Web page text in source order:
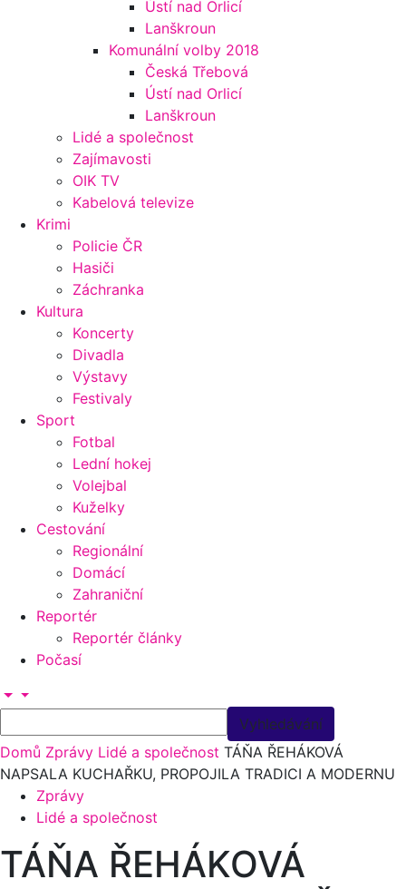
Ústí nad Orlicí
Lanškroun
Komunální volby 2018
Česká Třebová
Ústí nad Orlicí
Lanškroun
Lidé a společnost
Zajímavosti
OIK TV
Kabelová televize
Krimi
Policie ČR
Hasiči
Záchranka
Kultura
Koncerty
Divadla
Výstavy
Festivaly
Sport
Fotbal
Lední hokej
Volejbal
Kuželky
Cestování
Regionální
Domácí
Zahraniční
Reportér
Reportér články
Počasí
Domů Zprávy Lidé a společnost TÁŇA ŘEHÁKOVÁ
NAPSALA KUCHAŘKU, PROPOJILA TRADICI A MODERNU
Zprávy
Lidé a společnost
TÁŇA ŘEHÁKOVÁ